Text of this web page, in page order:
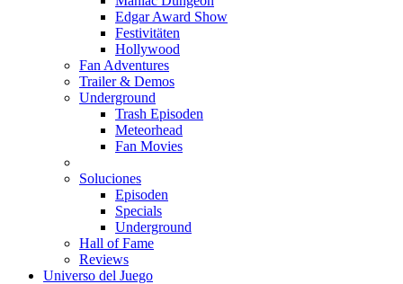
Edgar Award Show
Festivitäten
Hollywood
Fan Adventures
Trailer & Demos
Underground
Trash Episoden
Meteorhead
Fan Movies
Soluciones
Episoden
Specials
Underground
Hall of Fame
Reviews
Universo del Juego